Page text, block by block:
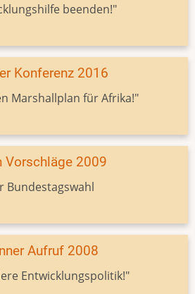
beenden!"
Konferenz 2016
Marshallplan für Afrika!"
Vorschläge 2009
Bundestagswahl
Aufruf 2008
Entwicklungspolitik!"